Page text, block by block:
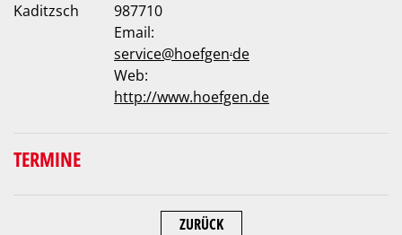
Kaditzsch
987710
Email:
service@hoefgen.de
Web:
http://www.hoefgen.de
TERMINE
ZURÜCK